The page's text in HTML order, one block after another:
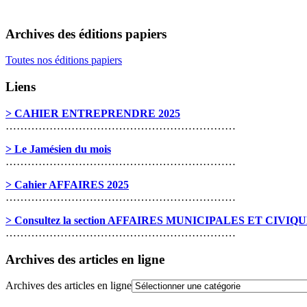
Archives des éditions papiers
Toutes nos éditions papiers
Liens
> CAHIER ENTREPRENDRE 2025
………………………………………………………
> Le Jamésien du mois
………………………………………………………
> Cahier AFFAIRES 2025
………………………………………………………
> Consultez la section AFFAIRES MUNICIPALES ET
………………………………………………………
Archives des articles en ligne
Archives des articles en ligne